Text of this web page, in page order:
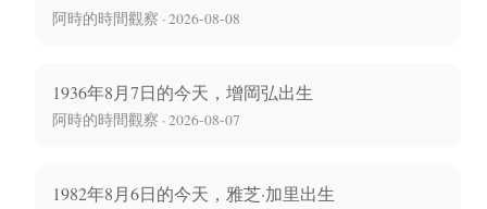
阿時的時間觀察 · 2026-08-08
1936年8月7日的今天，增岡弘出生
阿時的時間觀察 · 2026-08-07
1982年8月6日的今天，雅芝·加里出生